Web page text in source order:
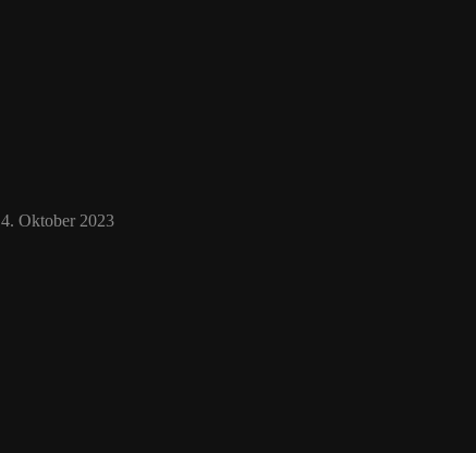
4. Oktober 2023